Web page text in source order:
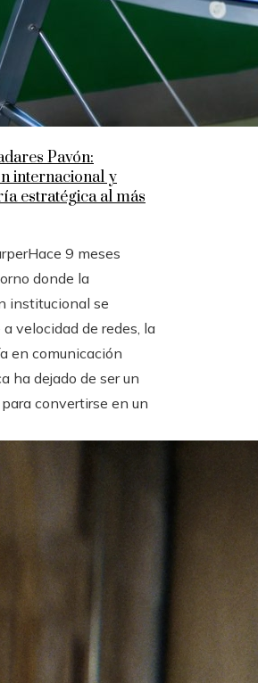
Pavón:
internacional y
estratégica al más
Hace 9 meses
donde la
institucional se
velocidad de redes, la
en comunicación
ha dejado de ser un
convertirse en un